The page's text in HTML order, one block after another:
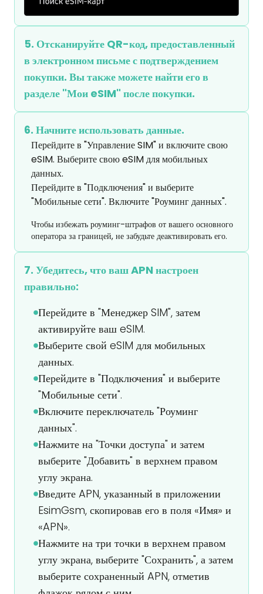
5. Отсканируйте QR-код, предоставленный
в электронном письме с подтверждением
покупки. Вы также можете найти его в
разделе "Мои eSIM" после покупки.
6. Начните использовать данные.
Перейдите в "Управление SIM" и включите свою
eSIM. Выберите свою eSIM для мобильных
данных.
Перейдите в "Подключения" и выберите
"Мобильные сети". Включите "Роуминг данных".
Чтобы избежать роуминг-штрафов от вашего основного
оператора за границей, не забудьте деактивировать его.
7. Убедитесь, что ваш APN настроен
правильно:
Перейдите в "Менеджер SIM", затем
активируйте ваш eSIM.
Выберите свой eSIM для мобильных
данных.
Перейдите в "Подключения" и выберите
"Мобильные сети".
Включите переключатель "Роуминг
данных".
Нажмите на "Точки доступа" и затем
выберите "Добавить" в верхнем правом
углу экрана.
Введите APN, указанный в приложении
EsimGsm, скопировав его в поля «Имя» и
«APN».
Нажмите на три точки в верхнем правом
углу экрана, выберите "Сохранить", а затем
выберите сохраненный APN, отметив